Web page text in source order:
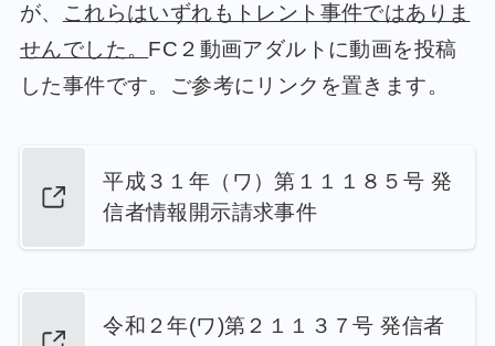
が、
これらはいずれもトレント事件ではありま
せんでした。 FC２動画アダルトに動画を投稿
した事件です。ご参考にリンクを置きます。
平成３１年（ワ）第１１１８５号 発
信者情報開示請求事件
令和２年(ワ)第２１１３７号 発信者